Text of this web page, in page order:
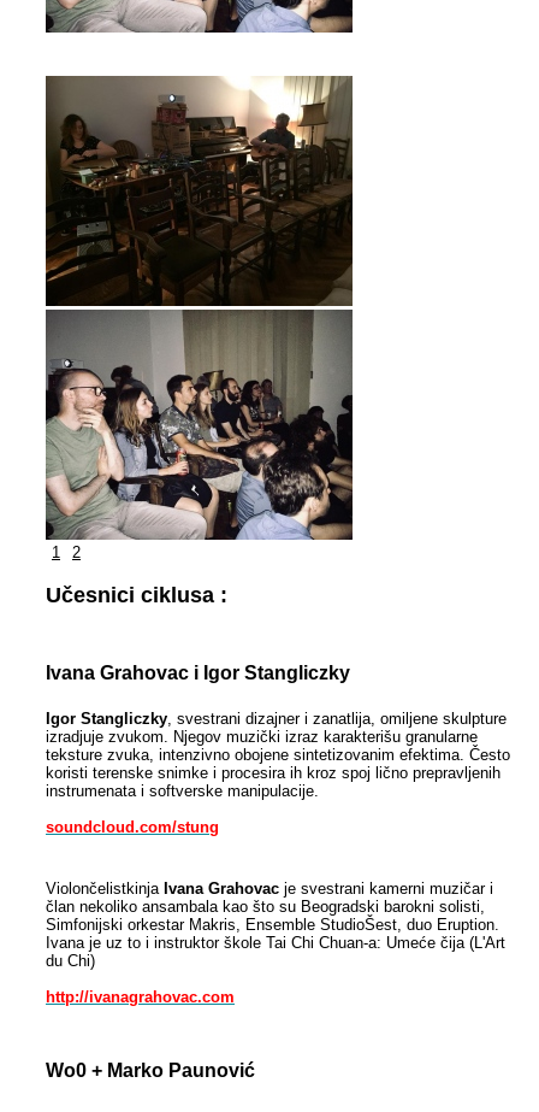
1 2
Učesnici ciklusa :
Ivana Grahovac i Igor Stangliczky
Igor Stangliczky , svestrani dizajner i zanatlija, omiljene skulpture
izradjuje zvukom. Njegov muzički izraz karakterišu granularne
teksture zvuka, intenzivno obojene sintetizovanim efektima. Često
koristi terenske snimke i procesira ih kroz spoj lično prepravljenih
instrumenata i softverske manipulacije.
soundcloud.com/stung
Violončelistkinja Ivana Grahovac je svestrani kamerni muzičar i
član nekoliko ansambala kao što su Beogradski barokni solisti,
Simfonijski orkestar Makris,
Ensemble StudioŠest, duo Eruption.
Ivana je uz to i instruktor škole Tai Chi Chuan-a: Umeće čija (L'Art
du Chi)
http://ivanagrahovac.com
Wo0 + Marko Paunović